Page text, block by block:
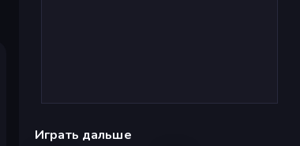
Играть дальше